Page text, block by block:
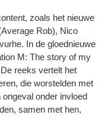
zoals het nieuwe
Rob), Nico
In de gloednieuwe
M: The story of my
reeks vertelt het
die worstelden met
onder invloed
samen met hen,